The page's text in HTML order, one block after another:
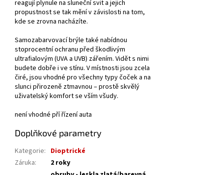
reagují plynule na sluneční svit a jejich
propustnost se tak mění v závislosti na tom,
kde se zrovna nacházíte.
Samozabarvovací brýle také nabídnou
stoprocentní ochranu před škodlivým
ultrafialovým (UVA a UVB) zářením. Vidět s nimi
budete dobře i ve stínu. V místnosti jsou zcela
čiré, jsou vhodné pro všechny typy čoček a na
slunci přirozeně ztmavnou – prostě skvělý
uživatelský komfort se vším všudy.
není vhodné pří řízení auta
Doplňkové parametry
Kategorie: Dioptrické
Záruka:
2 roky